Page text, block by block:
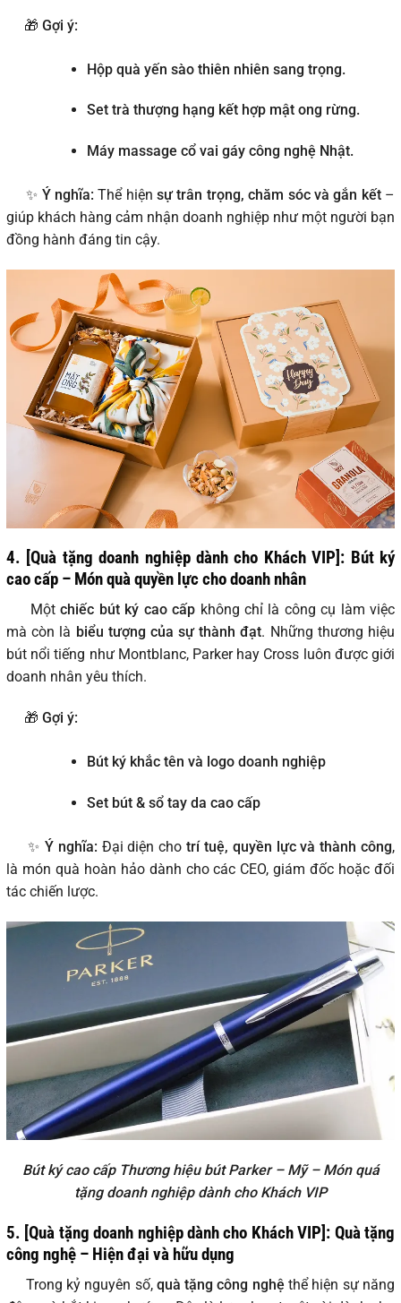
🎁 Gợi ý:
Hộp quà yến sào thiên nhiên sang trọng.
Set trà thượng hạng kết hợp mật ong rừng.
Máy massage cổ vai gáy công nghệ Nhật.
✨ Ý nghĩa: Thể hiệnsự trân trọng, chăm sóc và gắn kết–
giúp khách hàng cảm nhận doanh nghiệp như một người bạn
đồng hành đáng tin cậy.
4. [Quà tặng doanh nghiệp dành cho Khách VIP]: Bút ký
cao cấp – Món quà quyền lực cho doanh nhân
Mộtchiếc bút ký cao cấp không chỉ là công cụ làm việc
mà còn là biểu tượng của sự thành đạt. Những thương hiệu
bút nổi tiếng như Montblanc, Parker hay Cross luôn được giới
doanh nhân yêu thích.
🎁 Gợi ý:
Bút ký khắc tên và logo doanh nghiệp
Set bút & sổ tay da cao cấp
✨ Ý nghĩa: Đại diện chotrí tuệ, quyền lực và thành công,
là món quà hoàn hảo dành cho các CEO, giám đốc hoặc đối
tác chiến lược.
Bút ký cao cấp Thương hiệu bút Parker – Mỹ – Món quá
tặng doanh nghiệp dành cho Khách VIP
5. [Quà tặng doanh nghiệp dành cho Khách VIP]: Quà tặng
công nghệ – Hiện đại và hữu dụng
Trong kỷ nguyên số, quà tặng công nghệ thể hiện sự năng